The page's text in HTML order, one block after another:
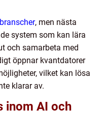
, men nästa
system som kan lära
och samarbeta med
öppnar kvantdatorer
vilket kan lösa
klarar av.
inom AI och